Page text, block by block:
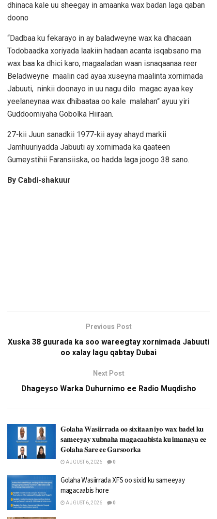
dhinaca kale uu sheegay in amaanka wax badan laga qaban
doono
“Dadbaa ku fekarayo in ay baladweyne wax ka dhacaan
Todobaadka xoriyada laakiin hadaan acanta isqabsano ma
wax baa ka dhici karo, magaaladan waan isnaqaanaa reer
Beladweyne maalin cad ayaa xuseyna maalinta xornimada
Jabuuti, ninkii doonayo in uu nagu dilo magac ayaa key
yeelaneynaa wax dhibaataa oo kale malahan” ayuu yiri
Guddoomiyaha Gobolka Hiiraan.
27-kii Juun sanadkii 1977-kii ayay ahayd markii
Jamhuuriyadda Jabuuti ay xornimada ka qaateen
Gumeystihii Faransiiska, oo hadda laga joogo 38 sano.
By Cabdi-shakuur
Previous Post
Xuska 38 guurada ka soo wareegtay xornimada Jabuuti
oo xalay lagu qabtay Dubai
Next Post
Dhageyso Warka Duhurnimo ee Radio Muqdisho
𝐆𝐨𝐥𝐚𝐡𝐚 𝐖𝐚𝐬𝐢𝐢𝐫𝐫𝐚𝐝𝐚 𝐨𝐨 𝐬𝐢𝐱𝐢𝐭𝐚𝐚𝐧 𝐢𝐲𝐨 𝐰𝐚𝐱 𝐛𝐚𝐝𝐞𝐥 𝐤𝐮
𝐬𝐚𝐦𝐞𝐞𝐲𝐚𝐲 𝐱𝐮𝐛𝐧𝐚𝐡𝐚 𝐦𝐚𝐠𝐚𝐜𝐚𝐚𝐛𝐢𝐬𝐭𝐚 𝐤𝐮 𝐢𝐦𝐚𝐧𝐚𝐲𝐚 𝐞𝐞
𝐆𝐨𝐥𝐚𝐡𝐚 𝐒𝐚𝐫𝐞 𝐞𝐞 𝐆𝐚𝐫𝐬𝐨𝐨𝐫𝐤𝐚
AUGUST 6, 2026 0
Golaha Wasiirrada XFS oo sixid ku sameeyay
magacaabis hore
AUGUST 6, 2026 0